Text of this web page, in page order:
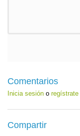
Comentarios
Inicia sesión o regístrate
Compartir